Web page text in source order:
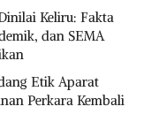
Keliru: Fakta
dan SEMA
Etik Aparat
Perkara Kembali